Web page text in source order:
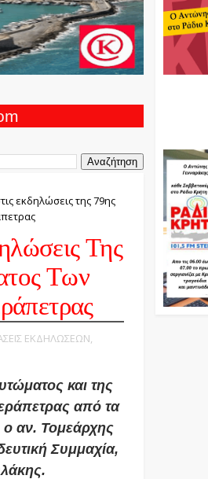
εκδηλώσεις της 79ης
Της
Των
ΕΚΔΗΛΩΣΕΩΝ,
και της
από τα
ο αν. Τομεάρχης
Συμμαχία,
.